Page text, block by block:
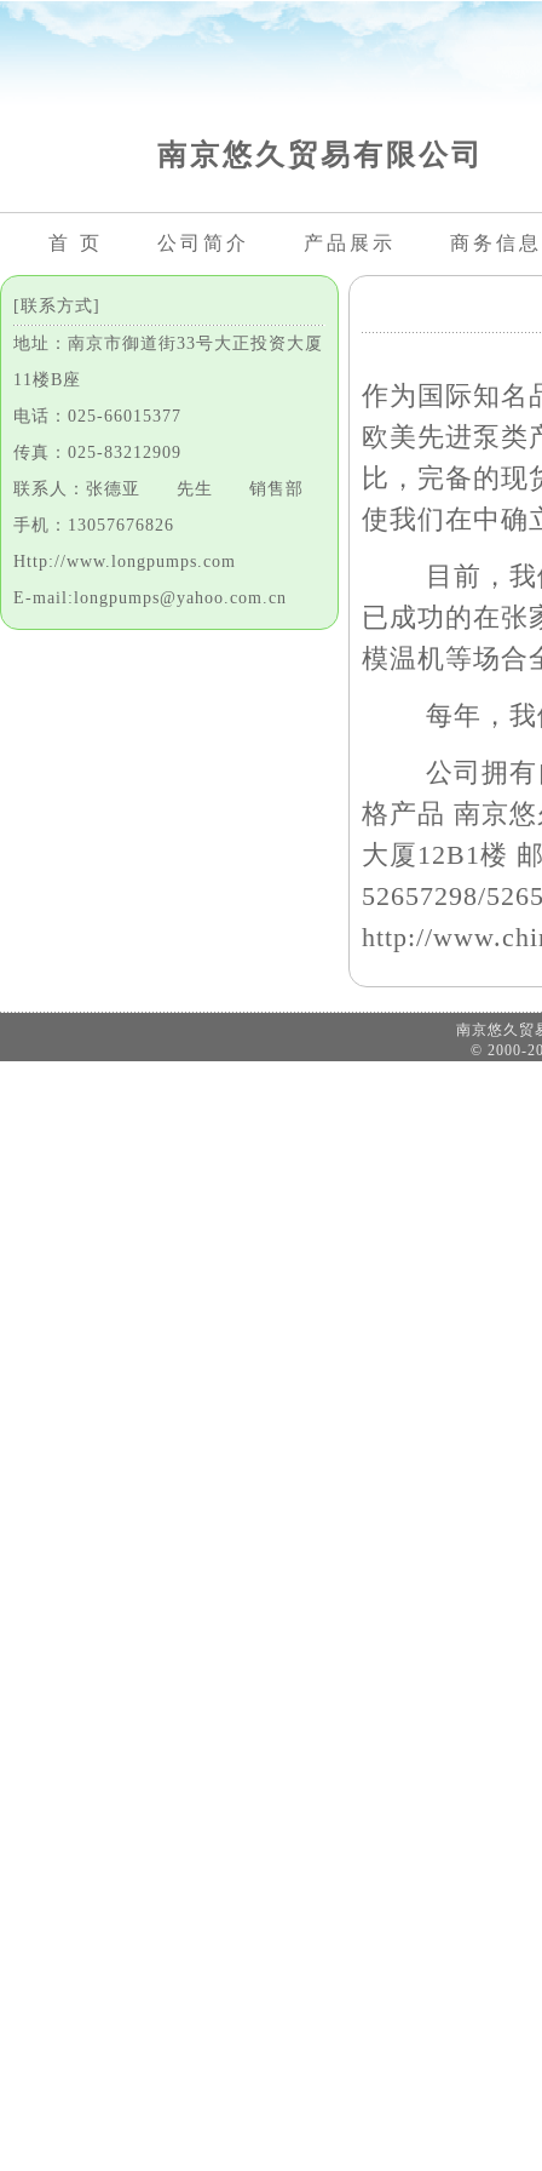
南京悠久贸易有限公司
首 页 公司简介 产品展示 商务信息
[联系方式]
地址：南京市御道街33号大正投资大厦
11楼B座
电话：025-66015377
传真：025-83212909
联系人：张德亚 先生 销售部
手机：13057676826
Http://www.longpumps.com
E-mail:longpumps@yahoo.com.cn
作为国际知名
欧美先进泵类
比，完备的现
使我们在中确
目前，我们
已成功的在张
模温机等场合
每年，我们
公司拥有自
格产品 南京
大厦12B1楼
52657298/
http://
南京悠久
© 2000-